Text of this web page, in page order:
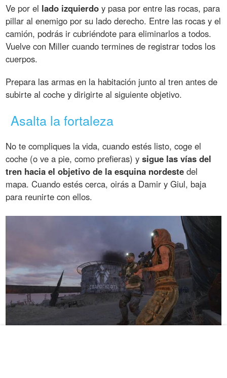
Ve por el lado izquierdo y pasa por entre las rocas, para
pillar al enemigo por su lado derecho. Entre las rocas y el
camión, podrás ir cubriéndote para eliminarlos a todos.
Vuelve con Miller cuando termines de registrar todos los
cuerpos.
Prepara las armas en la habitación junto al tren antes de
subirte al coche y dirigirte al siguiente objetivo.
Asalta la fortaleza
No te compliques la vida, cuando estés listo, coge el
coche (o ve a pie, como prefieras) ysigue las vías del
tren hacia el objetivo de la esquina nordeste del
mapa. Cuando estés cerca, oirás a Damir y Giul, baja
para reunirte con ellos.